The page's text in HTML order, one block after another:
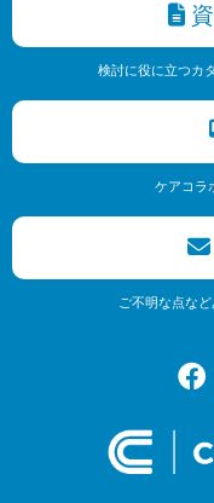
資
検討に役に立つカ
ケアコラ
ご不明な点な